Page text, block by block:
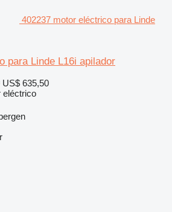
402237 motor eléctrico para Linde
para Linde L16i apilador
US$ 635,50
eléctrico